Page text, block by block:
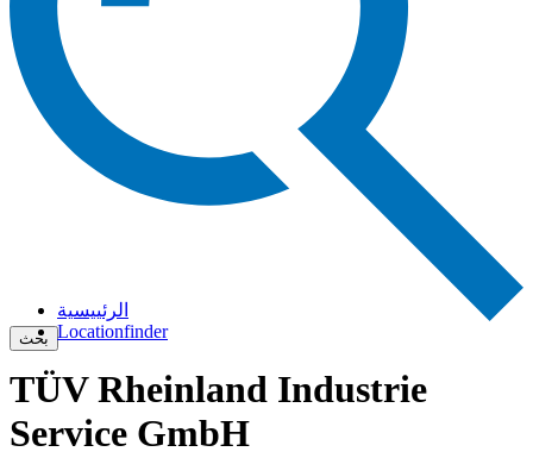
بحث
الرئييسية
Locationfinder
TÜV Rheinland Industrie
Service GmbH